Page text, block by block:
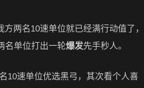
两名10速单位就已经满行动值了，
名单位打出一轮爆发先手秒人。
10速单位优选黑弓，其次看个人喜